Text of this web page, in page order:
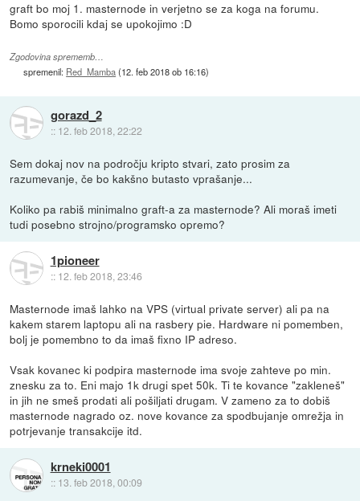
graft bo moj 1. masternode in verjetno se za koga na forumu.
Bomo sporocili kdaj se upokojimo :D
Zgodovina sprememb…
spremenil: Red_Mamba(12. feb 2018 ob 16:16)
gorazd_2
:: 12. feb 2018, 22:22
Sem dokaj nov na področju kripto stvari, zato prosim za
razumevanje, če bo kakšno butasto vprašanje...
Koliko pa rabiš minimalno graft-a za masternode? Ali moraš imeti
tudi posebno strojno/programsko opremo?
1pioneer
:: 12. feb 2018, 23:46
Masternode imaš lahko na VPS (virtual private server) ali pa na
kakem starem laptopu ali na rasbery pie. Hardware ni pomemben,
bolj je pomembno to da imaš fixno IP adreso.
Vsak kovanec ki podpira masternode ima svoje zahteve po min.
znesku za to. Eni majo 1k drugi spet 50k. Ti te kovance "zakleneš"
in jih ne smeš prodati ali pošiljati drugam. V zameno za to dobiš
masternode nagrado oz. nove kovance za spodbujanje omrežja in
potrjevanje transakcije itd.
krneki0001
:: 13. feb 2018, 00:09